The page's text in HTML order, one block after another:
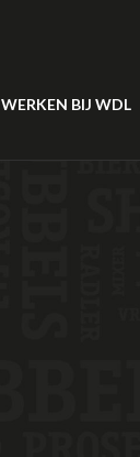
WERKEN BIJ WDL